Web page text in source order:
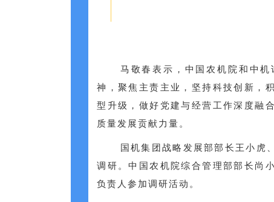
马敬春表示，中国农机院和中
神，聚焦主责主业，坚持科技创新，
型升级，做好党建与经营工作深度融
质量发展贡献力量。
国机集团战略发展部部长王小虎
调研。中国农机院综合管理部部长尚
负责人参加调研活动。